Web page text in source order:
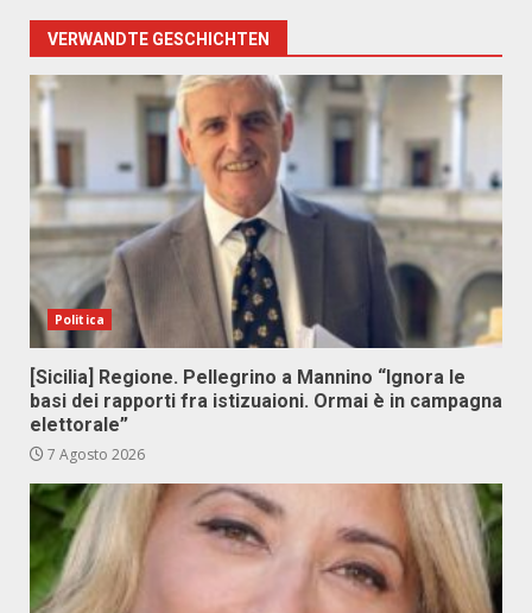
VERWANDTE GESCHICHTEN
Politica
[Sicilia] Regione. Pellegrino a Mannino “Ignora le
basi dei rapporti fra istizuaioni. Ormai è in campagna
elettorale”
7 Agosto 2026